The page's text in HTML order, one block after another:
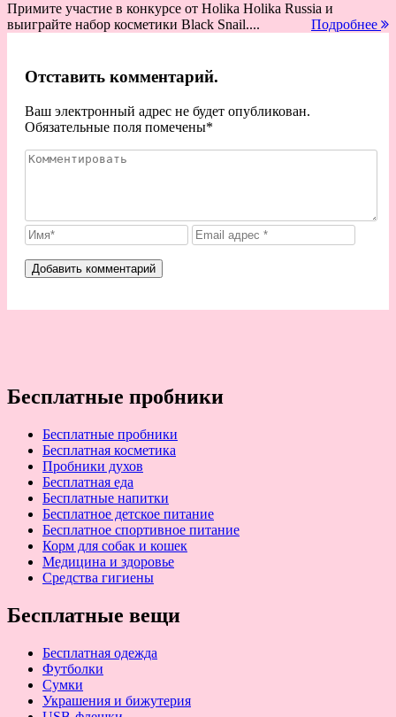
Примите участие в конкурсе от Holika Holika Russia и
выиграйте набор косметики Black Snail....
Подробнее
Отставить комментарий.
Ваш электронный адрес не будет опубликован.
Обязательные поля помечены*
Бесплатные пробники
Бесплатные пробники
Бесплатная косметика
Пробники духов
Бесплатная еда
Бесплатные напитки
Бесплатное детское питание
Бесплатное спортивное питание
Корм для собак и кошек
Медицина и здоровье
Средства гигиены
Бесплатные вещи
Бесплатная одежда
Футболки
Сумки
Украшения и бижутерия